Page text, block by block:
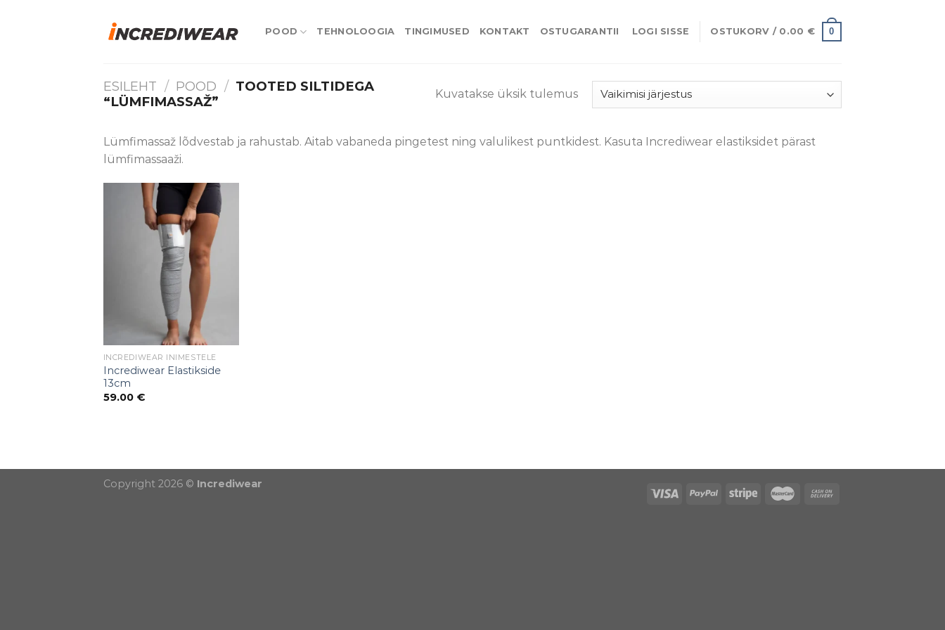
POOD TEHNOLOOGIA TINGIMUSED KONTAKT OSTUGARANTII LOGI SISSE OSTUKORV / 0.00 € 0
ESILEHT / POOD / TOOTED SILTIDEGA
“LÜMFIMASSAŽ”
Kuvatakse üksik tulemus
Lümfimassaž lõdvestab ja rahustab. Aitab vabaneda pingetest ning valulikest puntkidest. Kasuta Incrediwear elastiksidet pärast
lümfimassaaži.
INCREDIWEAR INIMESTELE
Incrediwear Elastikside
13cm
59.00 €
Copyright 2026 © Incrediwear